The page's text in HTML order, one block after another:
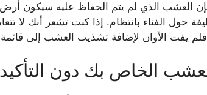
العشب الذي لم يتم الحفاظ عليه سيكون أرض
حول الفناء بانتظام. إذا كنت تشعر أنك لا
فلم يفت الأوان لإضافة تشذيب العشب إلى
الخاص بك دون التأكيد